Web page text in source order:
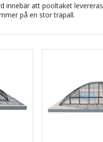
innebär att pooltaket levereras
på en stor träpall.